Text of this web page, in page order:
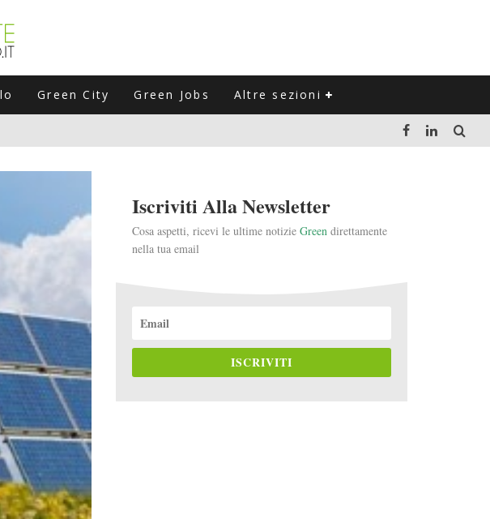
Green City Green Jobs Altre sezioni
GUIDA PRATICA PER EVITARLI)
STA CONQUISTANDO L'ITALIA
Iscriviti Alla Newsletter
Cosa aspetti, ricevi le ultime notizie Green direttamente
nella tua email
ISCRIVITI